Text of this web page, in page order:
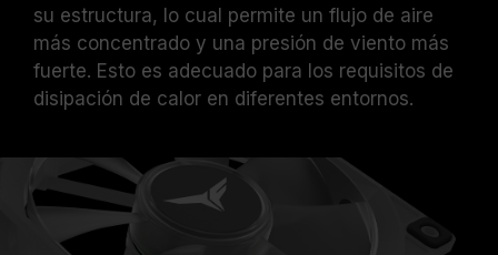
su estructura, lo cual permite un flujo de aire
más concentrado y una presión de viento más
fuerte. Esto es adecuado para los requisitos de
disipación de calor en diferentes entornos.